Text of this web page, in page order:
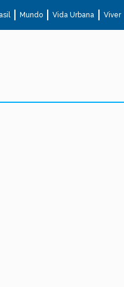
Mundo Vida Urbana Viver